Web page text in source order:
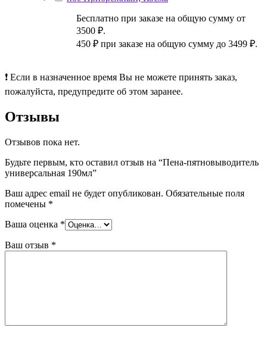
Бесплатно при заказе на общую сумму от
3500 ₽.
450 ₽ при заказе на общую сумму до 3499 ₽.
❗ Если в назначенное время Вы не можете принять заказ,
пожалуйста, предупредите об этом заранее.
Отзывы
Отзывов пока нет.
Будьте первым, кто оставил отзыв на “Пена-пятновыводитель
универсальная 190мл”
Ваш адрес email не будет опубликован. Обязательные поля
помечены *
Ваша оценка *
Ваш отзыв *